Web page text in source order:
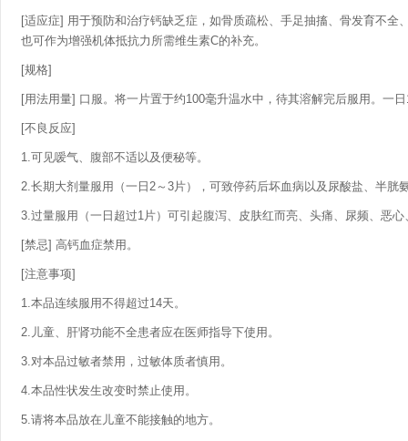
[适应症] 用于预防和治疗钙缺乏症，如骨质疏松、手足抽搐、骨发育不
也可作为增强机体抵抗力所需维生素C的补充。
[规格]
[用法用量] 口服。将一片置于约100毫升温水中，待其溶解完后服用。一
[不良反应]
1.可见嗳气、腹部不适以及便秘等。
2.长期大剂量服用（一日2～3片），可致停药后坏血病以及尿酸盐、半胱
3.过量服用（一日超过1片）可引起腹泻、皮肤红而亮、头痛、尿频、恶
[禁忌] 高钙血症禁用。
[注意事项]
1.本品连续服用不得超过14天。
2.儿童、肝肾功能不全患者应在医师指导下使用。
3.对本品过敏者禁用，过敏体质者慎用。
4.本品性状发生改变时禁止使用。
5.请将本品放在儿童不能接触的地方。